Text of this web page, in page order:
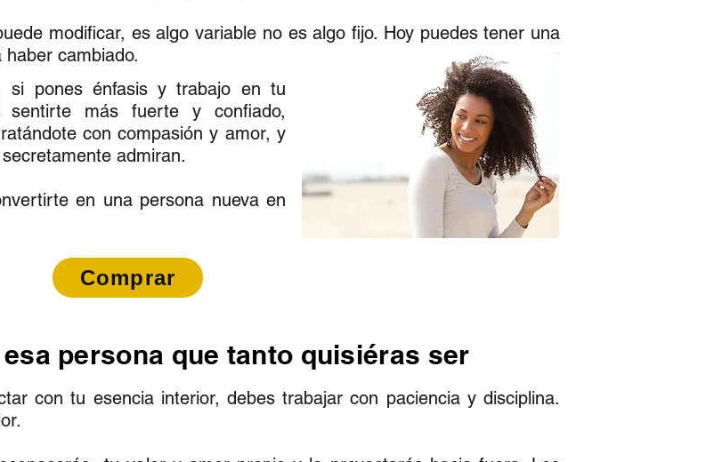
modificar, es algo variable no es algo fijo. Hoy puedes tener una
cambiado.
si pones énfasis y trabajo en tu
sentirte más fuerte y confiado,
con compasión y amor, y
admiran.
en una persona nueva en
Comprar
persona que tanto quisiéras ser
con tu esencia interior, debes trabajar con paciencia y disciplina.